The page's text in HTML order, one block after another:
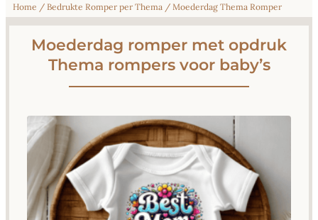
Home / Bedrukte Romper per Thema / Moederdag Thema Romper
Moederdag romper met opdruk
Thema rompers voor baby’s